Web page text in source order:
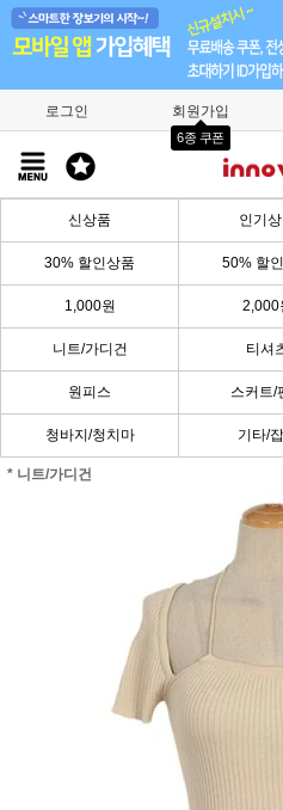
로그인 회원가입
6종 쿠폰
신상품 인기
30% 할인상품 50% 할
1,000원 2,000
니트/가디건 티셔
원피스 스커트/
청바지/청치마 기타/
* 니트/가디건